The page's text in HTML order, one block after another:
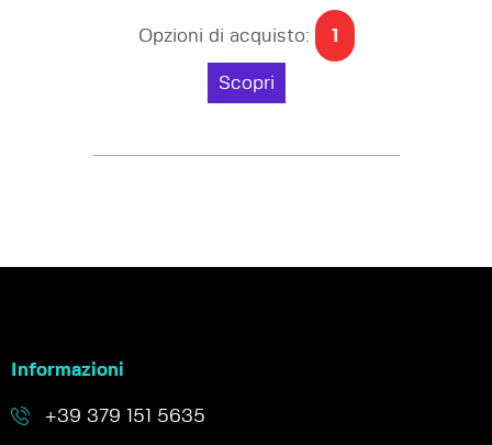
Opzioni di acquisto: 1
Scopri
Informazioni
+39 379 151 5635